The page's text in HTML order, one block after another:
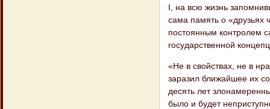
I, на всю жизнь
сама память о «друзьях
постоянным контролем
государственной
«Не в свойствах, не в
заразил ближайшее их
десять лет
было и будет